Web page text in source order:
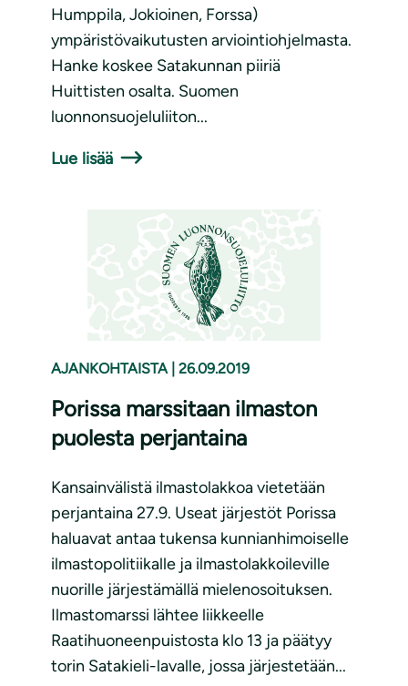
Humppila, Jokioinen, Forssa)
ympäristövaikutusten arviointiohjelmasta.
Hanke koskee Satakunnan piiriä
Huittisten osalta. Suomen
luonnonsuojeluliiton...
Lue lisää
AJANKOHTAISTA 26.09.2019
Porissa marssitaan ilmaston
puolesta perjantaina
Kansainvälistä ilmastolakkoa vietetään
perjantaina 27.9. Useat järjestöt Porissa
haluavat antaa tukensa kunnianhimoiselle
ilmastopolitiikalle ja ilmastolakkoileville
nuorille järjestämällä mielenosoituksen.
Ilmastomarssi lähtee liikkeelle
Raatihuoneenpuistosta klo 13 ja päätyy
torin Satakieli-lavalle, jossa järjestetään...